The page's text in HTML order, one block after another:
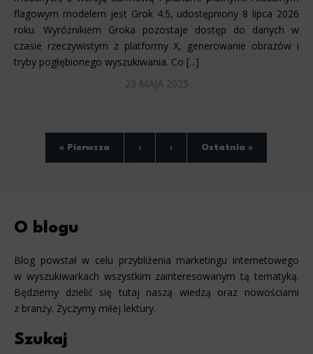
flagowym modelem jest Grok 4.5, udostępniony 8 lipca 2026
roku. Wyróżnikiem Groka pozostaje dostęp do danych w
czasie rzeczywistym z platformy X, generowanie obrazów i
tryby pogłębionego wyszukiwania. Co [...]
23 MAJA 2025
« Pierwsza ‹ › Ostatnia »
O blogu
Blog powstał w celu przybliżenia marketingu internetowego
w wyszukiwarkach wszystkim zainteresowanym tą tematyką.
Będziemy dzielić się tutaj naszą wiedzą oraz nowościami
z branży. Życzymy miłej lektury.
Szukaj